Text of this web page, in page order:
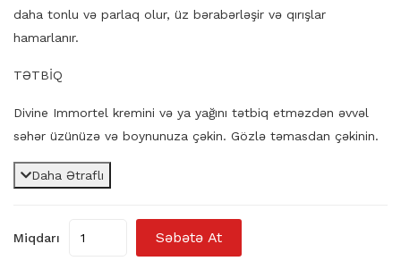
daha tonlu və parlaq olur, üz bərabərləşir və qırışlar
hamarlanır.
TƏTBİQ
Divine Immortel kremini və ya yağını tətbiq etməzdən əvvəl
səhər üzünüzə və boynunuza çəkin. Gözlə təmasdan çəkinin.
Daha Ətraflı
Miqdarı Səbətə At